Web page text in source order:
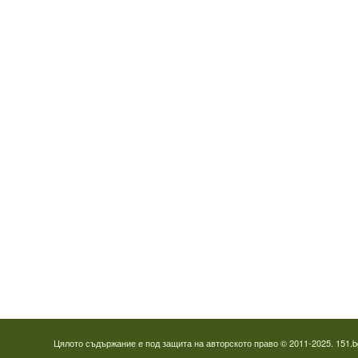
Цялото съдържание е под защита на авторското право © 2011-2025.